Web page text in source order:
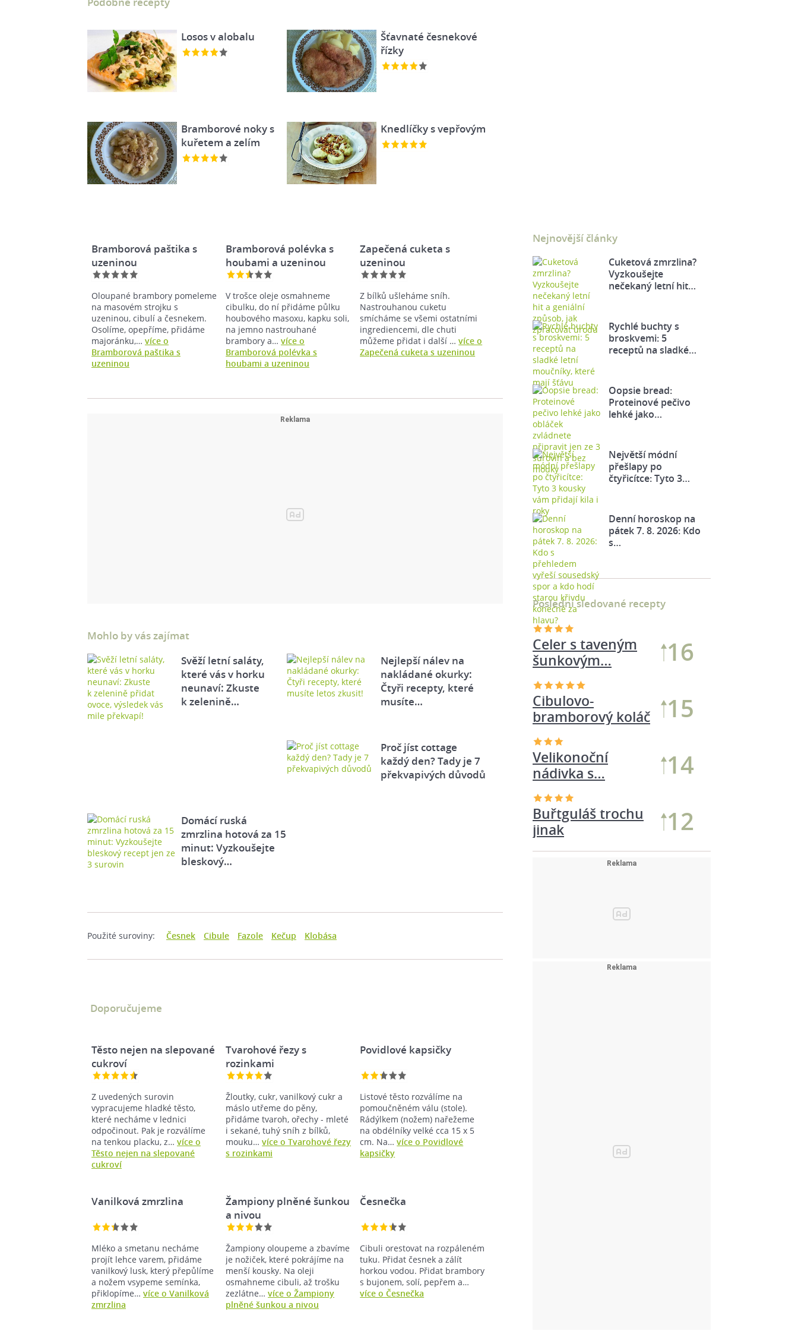
Losos v alobalu
Šťavnaté česnekové
řízky
Bramborové noky s
kuřetem a zelím
Knedlíčky s vepřovým
Bramborová paštika s
uzeninou
Oloupané brambory pomeleme
na masovém strojku s
uzeninou, cibulí a česnekem.
Osolíme, opepříme, přidáme
majoránku,… více o
Bramborová paštika s
uzeninou
Bramborová polévka s
houbami a uzeninou
V trošce oleje osmahneme
cibulku, do ní přidáme půlku
houbového masoxu, kapku soli,
na jemno nastrouhané
brambory a…více o
Bramborová polévka s
houbami a uzeninou
Zapečená cuketa s
uzeninou
Z bílků ušleháme sníh.
Nastrouhanou cuketu
smícháme se všemi ostatními
ingrediencemi, dle chuti
můžeme přidat i další …více o
Zapečená cuketa s uzeninou
Mohlo by vás zajímat
Svěží letní saláty,
které vás v horku
neunaví: Zkuste
k zelenině…
Nejlepší nálev na
nakládané okurky:
Čtyři recepty, které
musíte…
Proč jíst cottage
každý den? Tady je 7
překvapivých důvodů
Domácí ruská
zmrzlina hotová za 15
minut: Vyzkoušejte
bleskový…
Použité suroviny: Česnek Cibule Fazole Kečup Klobása
Doporučujeme
Těsto nejen na slepované
cukroví
Z uvedených surovin
vypracujeme hladké těsto,
které necháme v lednici
odpočinout. Pak je rozválíme
na tenkou placku, z… více o
Těsto nejen na slepované
cukroví
Tvarohové řezy s
rozinkami
Žloutky, cukr, vanilkový cukr a
máslo utřeme do pěny,
přidáme tvaroh, ořechy - mleté
i sekané, tuhý sníh z bílků,
mouku…více o Tvarohové řezy
s rozinkami
Povidlové kapsičky
Listové těsto rozválíme na
pomoučněném válu (stole).
Rádýlkem (nožem) nařežeme
na obdélníky velké cca 15 x 5
cm. Na…více o Povidlové
kapsičky
Vanilková zmrzlina
Mléko a smetanu necháme
projít lehce varem, přidáme
vanilkový lusk, který přepůlíme
a nožem vsypeme semínka,
přiklopíme… více o Vanilková
zmrzlina
Žampiony plněné šunkou
a nivou
Žampiony oloupeme a zbavíme
je nožiček, které pokrájíme na
menší kousky. Na oleji
osmahneme cibuli, až trošku
zezlátne…více o Žampiony
plněné šunkou a nivou
Česnečka
Cibuli orestovat na rozpáleném
tuku. Přidat česnek a zálít
horkou vodou. Přidat brambory
s bujonem, solí, pepřem a…
více o Česnečka
Nejnovější články
Cuketová zmrzlina?
Vyzkoušejte
nečekaný letní hit…
Rychlé buchty s
broskvemi: 5
receptů na sladké…
Oopsie bread:
Proteinové pečivo
lehké jako…
Největší módní
přešlapy po
čtyřicítce: Tyto 3…
Denní horoskop na
pátek 7. 8. 2026: Kdo
s…
Poslední sledované recepty
Buřtguláš trochu
jinak
12
Celer s taveným
šunkovým…
16
Cibulovo-
bramborový koláč
15
Velikonoční
nádivka s…
14